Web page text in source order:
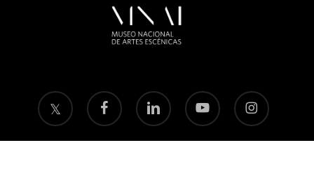
twitter facebook linkedin youtube instagram